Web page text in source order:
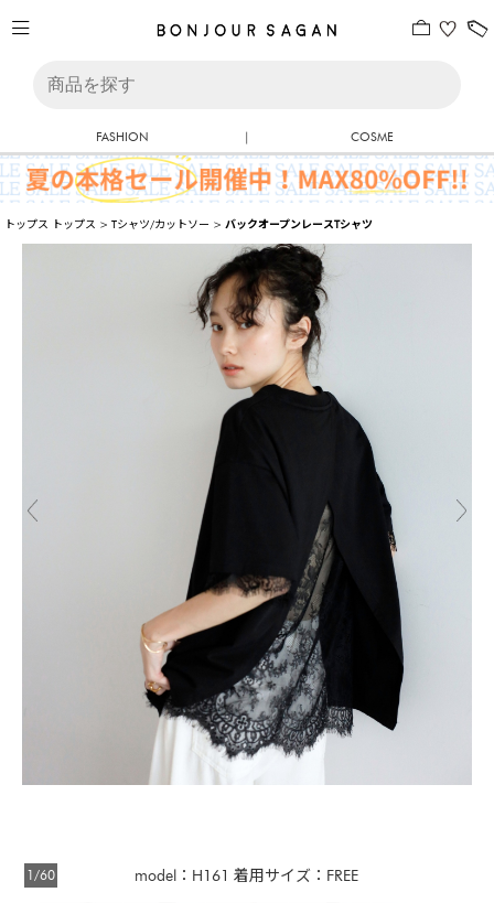
FASHION | COSME
トップス トップス >Tシャツ/カットソー >バックオープンレースTシャツ
model：H161 着用サイズ：FREE
1/60